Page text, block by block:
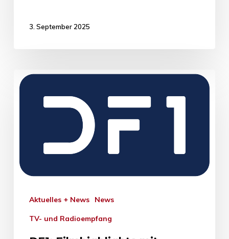
3. September 2025
Aktuelles + News News
TV- und Radioempfang